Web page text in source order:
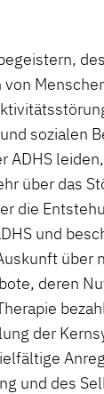
sozialen
ADHS
über das
die
und
über
deren
der
und des